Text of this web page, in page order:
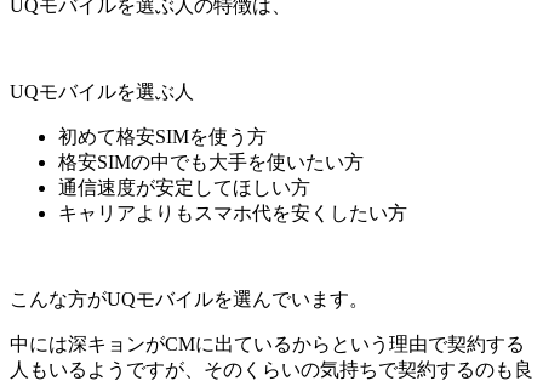
UQモバイルを選ぶ人の特徴は、
UQモバイルを選ぶ人
初めて格安SIMを使う方
格安SIMの中でも大手を使いたい方
通信速度が安定してほしい方
キャリアよりもスマホ代を安くしたい方
こんな方がUQモバイルを選んでいます。
中には深キョンがCMに出ているからという理由で契約する
人もいるようですが、そのくらいの気持ちで契約するのも良